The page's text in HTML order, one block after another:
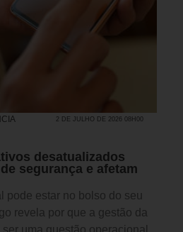
2 DE JULHO DE 2026 08H00
desatualizados
segurança e afetam
pode estar no bolso do seu
revela por que a gestão da